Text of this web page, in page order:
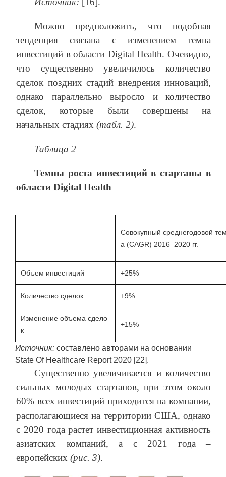
Можно предположить, что подобная
тенденция связана с изменением темпа
инвестиций в области Digital Health. Очевидно,
что существенно увеличилось количество
сделок поздних стадий внедрения инноваций,
однако параллельно выросло и количество
сделок, которые были совершены на
начальных стадиях (табл. 2).
Таблица 2
Темпы роста инвестиций в стартапы в
области Digital Health
Совокупный среднегодовой
а (CAGR) 2016–2020 гг.
Объем инвестиций +25%
Количество сделок +9%
Изменение объема сдело
к
+15%
Источник: составлено авторами на основании
State Of Healthcare Report 2020 [22].
Существенно увеличивается и количество
сильных молодых стартапов, при этом около
60% всех инвестиций приходится на компании,
располагающиеся на территории США, однако
с 2020 года растет инвестиционная активность
азиатских компаний, а с 2021 года –
европейских (рис. 3).